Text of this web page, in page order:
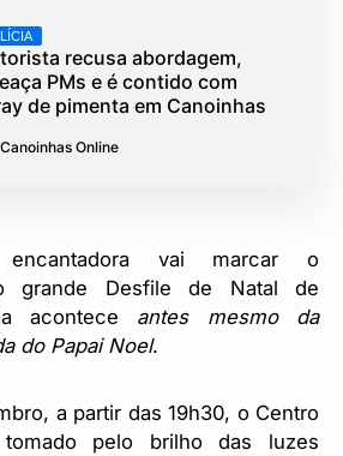
recusa abordagem,
PMs e é contido com
de pimenta em Canoinhas
Canoinhas Online
encantadora vai marcar o
grande Desfile de Natal de
acontece antes mesmo da
do Papai Noel.
a partir das 19h30, o Centro
pelo brilho das luzes